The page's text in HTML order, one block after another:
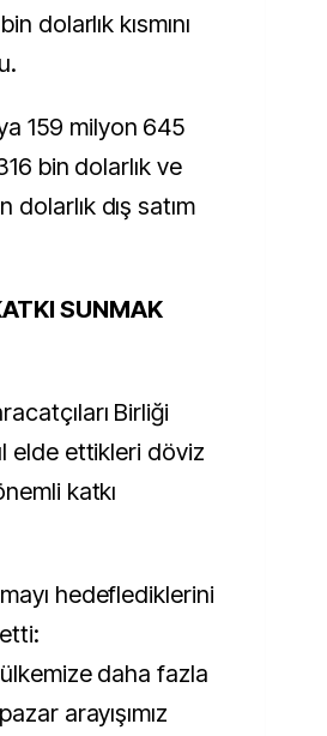
dolarlık kısmını
159 milyon 645
bin dolarlık ve
dış satım
SUNMAK
Birliği
elde ettikleri döviz
katkı
hedeflediklerini
daha fazla
arayışımız